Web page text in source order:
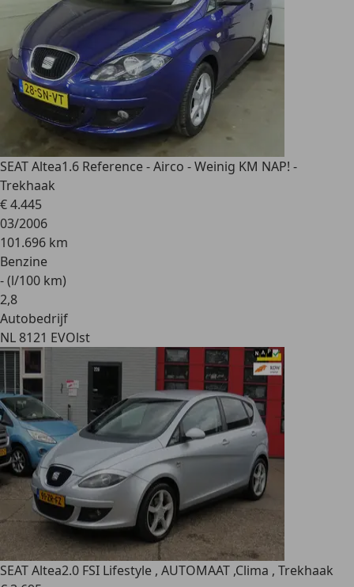
SEAT Altea1.6 Reference - Airco - Weinig KM NAP! -
Trekhaak
€ 4.445
03/2006
101.696 km
Benzine
- (l/100 km)
2,8
Autobedrijf
NL 8121 EVOlst
SEAT Altea2.0 FSI Lifestyle , AUTOMAAT ,Clima , Trekhaak